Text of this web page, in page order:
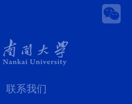
联系我们